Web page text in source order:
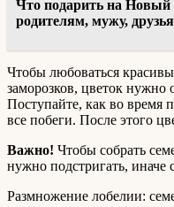
Что подарить на Новый
родителям, мужу,
Чтобы любоваться
заморозков, цветок нужно
Поступайте, как во время
все побеги. После этого
Важно! Чтобы собрать
нужно подстригать, иначе
Размножение лобелии: